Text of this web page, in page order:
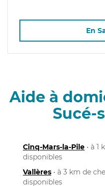
En
Aide à
Sucé-
Cinq-Mars-la-Pile • à
disponibles
Vallères • à 3 km de
disponibles